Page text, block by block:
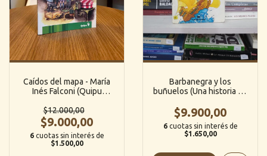
Caídos del mapa - María
Inés Falconi (Quipu
$12.000,00
$9.000,00
6 cuotas sin interés de
$1.500,00
Barbanegra y los
buñuelos (Una historia de
Manzana Roja)
$9.900,00
6 cuotas sin interés de
$1.650,00